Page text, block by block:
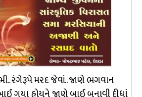
રંગેરૂપે મરદ જેવાં.. જાણે ભગવાન